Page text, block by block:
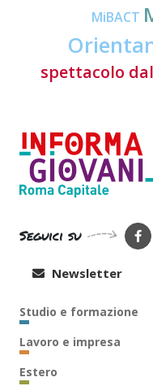
MiBACT
spettacolo
Seguici su
Newsletter
Studio e formazione
Lavoro e impresa
Estero